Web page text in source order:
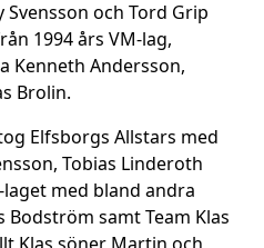
och Tord Grip
1994 års VM-lag,
Kenneth Andersson,
Brolin.
Elfsborgs Allstars med
Tobias Linderoth
med bland andra
Bodström samt Team Klas